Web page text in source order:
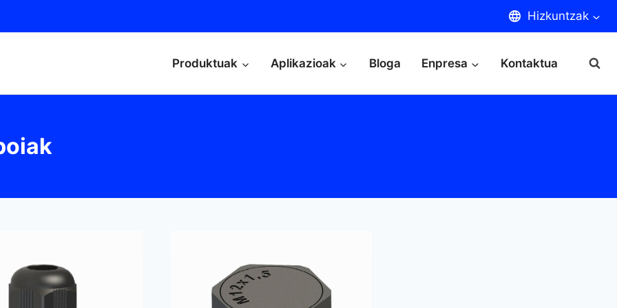
Hizkuntzak
Produktuak Aplikazioak Bloga Enpresa Kontaktua